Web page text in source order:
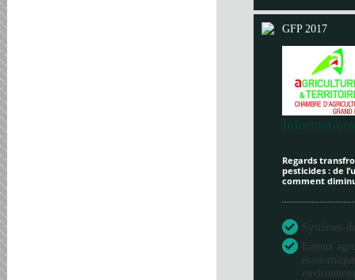
GFP 2017
Regards
pesticides : de
comment
Systèmes
Enjeux